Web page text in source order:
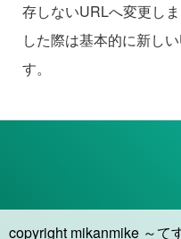
存しないURLへ変更し
した際は基本的に新し
す。
copyright mikanmike ～て